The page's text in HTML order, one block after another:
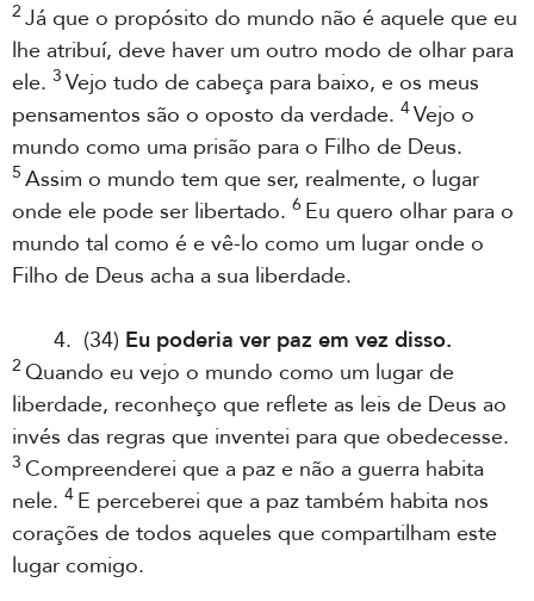
2 Já que o propósito do mundo não é aquele que eu
lhe atribuí, deve haver um outro modo de olhar para
ele. 3 Vejo tudo de cabeça para baixo, e os meus
pensamentos são o oposto da verdade. 4Vejo o
mundo como uma prisão para o Filho de Deus.
5 Assim o mundo tem que ser, realmente, o lugar
onde ele pode ser libertado. 6 Eu quero olhar para o
mundo tal como é e vê-lo como um lugar onde o
Filho de Deus acha a sua liberdade.
4. (34) Eu poderia ver paz em vez disso.
2 Quando eu vejo o mundo como um lugar de
liberdade, reconheço que reflete as leis de Deus ao
invés das regras que inventei para que obedecesse.
3 Compreenderei que a paz e não a guerra habita
nele. 4 E perceberei que a paz também habita nos
corações de todos aqueles que compartilham este
lugar comigo.